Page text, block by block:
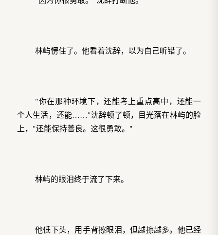
林屿愣住了。他看着沈辞，以为自己听错了。
"你在那种环境下，还能考上重点高中，还能一
个人生活，还能……"沈辞顿了顿，目光落在林屿的脸
上，"还能保持善良。这很勇敢。"
林屿的眼泪终于流了下来。
他低下头，用手背擦眼泪，但越擦越多。他已经